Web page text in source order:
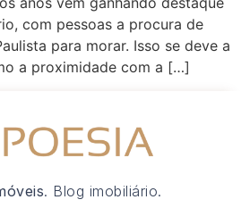
com pessoas a procura de
para morar. Isso se deve a
a proximidade com a […]
. Blog imobiliário.